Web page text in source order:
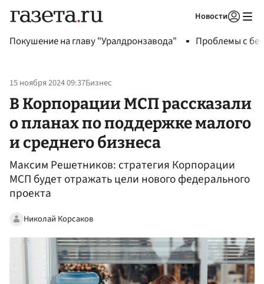
Новости
Покушение на главу "Уралдронзавода" Проблемы с
15 ноября 2024 09:37Бизнес
В Корпорации МСП рассказали
о планах по поддержке малого
и среднего бизнеса
Максим Решетников: стратегия Корпорации
МСП будет отражать цели нового федерального
проекта
Николай Корсаков